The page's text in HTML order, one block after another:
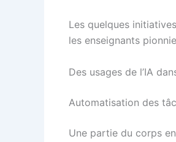
Les quelques
les enseignants
Des usages de l’IA
Automatisation des
Une partie du corps